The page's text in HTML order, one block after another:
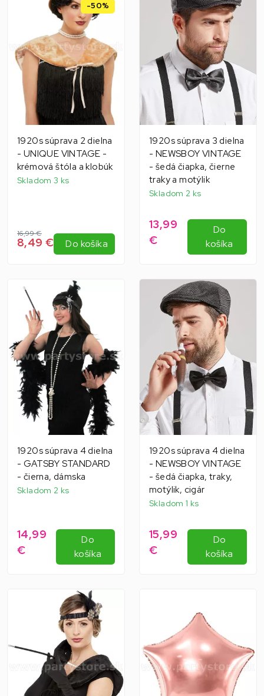
-50%
1920s súprava 2 dielna
- UNIQUE VINTAGE -
krémová štóla a klobúk
Skladom 3 ks
16,99 €
8,49 € Do košíka
1920s súprava 3 dielna
- NEWSBOY VINTAGE
- šedá čiapka, čierne
traky a motýlik
Skladom 2 ks
13,99
€
Do
košíka
1920s súprava 4 dielna
- GATSBY STANDARD
- čierna, dámska
Skladom 2 ks
14,99
€
Do
košíka
1920s súprava 4 dielna
- NEWSBOY VINTAGE
- šedá čiapka, traky,
motýlik, cigár
Skladom 1 ks
15,99
€
Do
košíka